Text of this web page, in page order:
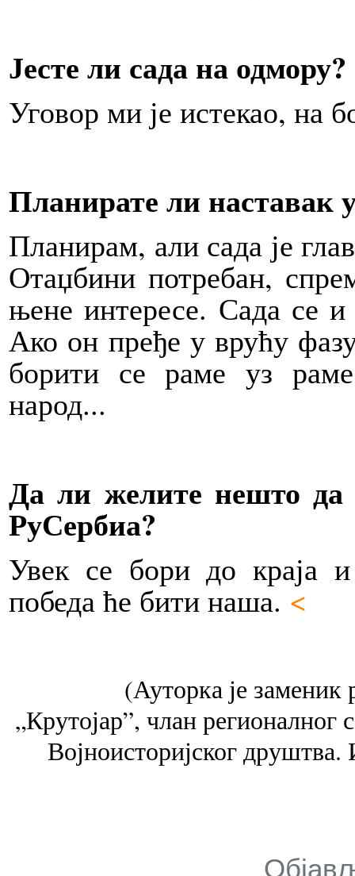
Јесте ли сада на одмору?
Уговор ми је истекао, на
Планирате ли наставак
Планирам, али сада је
Отаџбини потребан,
њене интересе. Сада се
Ако он пређе у врућу
борити се раме уз
народ...
Да ли желите нешто да
РуСербиа?
Увек се бори до краја
победа ће бити наша. <
(Ауторка је
„Крутојар”, члан регионалног
Војноисторијског